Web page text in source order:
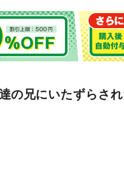
の兄にいたずらさ